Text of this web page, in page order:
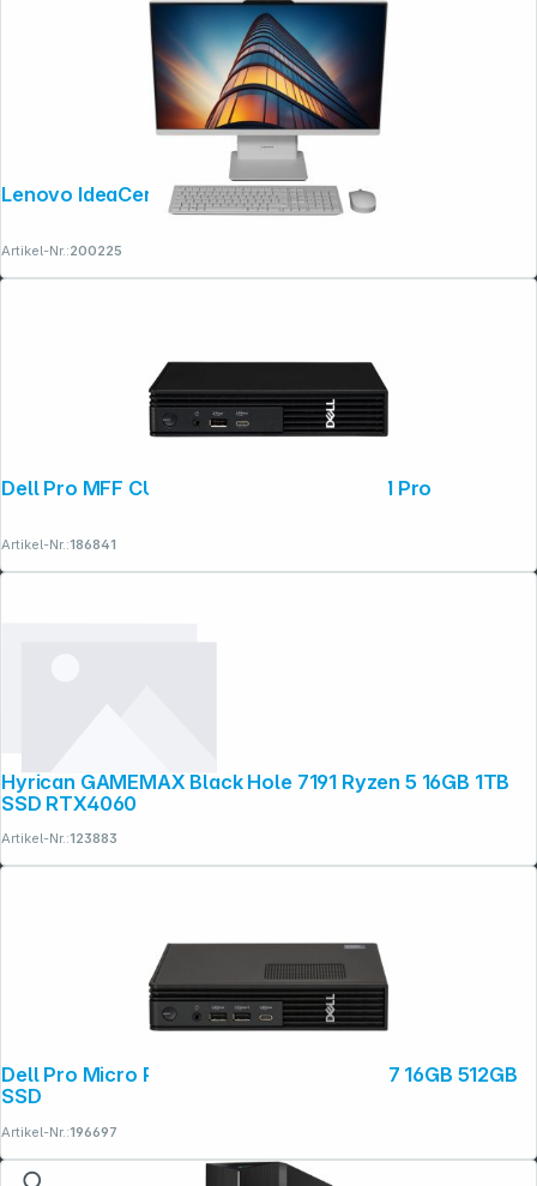
Lenovo IdeaCentre AIO 27IRH9
Artikel-Nr.:200225
Dell Pro MFF CU5 16GB 512GB SSD Win 11 Pro
Artikel-Nr.:186841
Hyrican GAMEMAX Black Hole 7191 Ryzen 5 16GB 1TB
SSD RTX4060
Artikel-Nr.:123883
Dell Pro Micro Plus QBM1250 Core Ultra 7 16GB 512GB
SSD
Artikel-Nr.:196697